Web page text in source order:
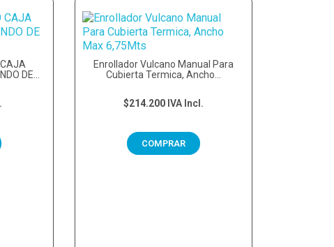
DE
Enrollador Vulcano Manual Para
Cubierta Termica, Ancho...
$214.200 IVA Incl.
COMPRAR